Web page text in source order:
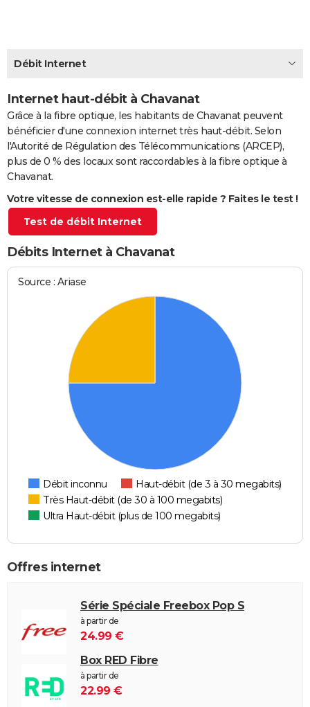
CARTE DE VOEUX
Carte de Noël
Carte Bonne année
Carte Saint-Valentin
Carte Pâques
Carte d'anniversaire
DICTIONNAIRE
PROGRAMME TV
S'inscrire
Se connecter
Lycées
Collèges
Primaires
Universités
Entreprises
Service militaire
Avis de recherche
Bricolage
Lifestyle
Culture
Sport
Auto
Television
Voyage
Cinema
Débit Internet
Internet haut-débit à Chavanat
Grâce à la fibre optique, les habitants de Chavanat peuvent
bénéficier d'une connexion internet très haut-débit. Selon
l'Autorité de Régulation des Télécommunications (ARCEP),
plus de 0 % des locaux sont raccordables à la fibre optique à
Chavanat.
Votre vitesse de connexion est-elle rapide ? Faites le test !
Test de débit Internet
Débits Internet à Chavanat
Source : Ariase
Débit inconnu
Haut-débit (de 3 à 30 megabits)
Très Haut-débit (de 30 à 100 megabits)
Ultra Haut-débit (plus de 100 megabits)
Offres internet
Série Spéciale Freebox Pop S
à partir de
24.99 €
Box RED Fibre
à partir de
22.99 €